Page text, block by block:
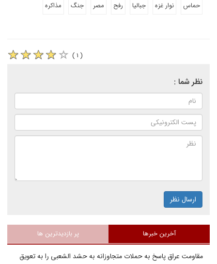
حماس
نوار غزه جبالیا رفح مصر جنگ مذاکره
( ۱ )
نظر شما :
ارسال نظر
آخرین خبرها پر بازدیدترین ها
مقاومت عراق پاسخ به حملات متجاوزانه به حشد الشعبی را به تعویق